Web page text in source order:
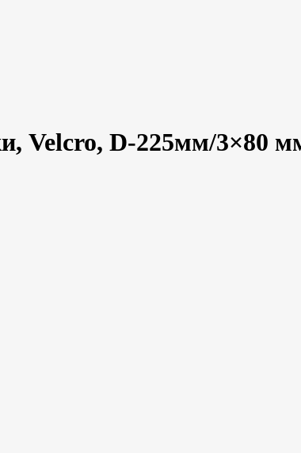
Velcro, D-225мм/3×80